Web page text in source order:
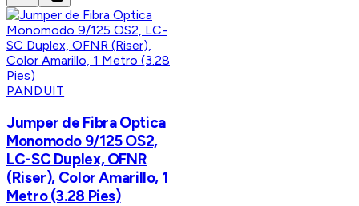
PANDUIT
Jumper de Fibra Optica
Monomodo 9/125 OS2,
LC-SC Duplex, OFNR
(Riser), Color Amarillo, 1
Metro (3.28 Pies)